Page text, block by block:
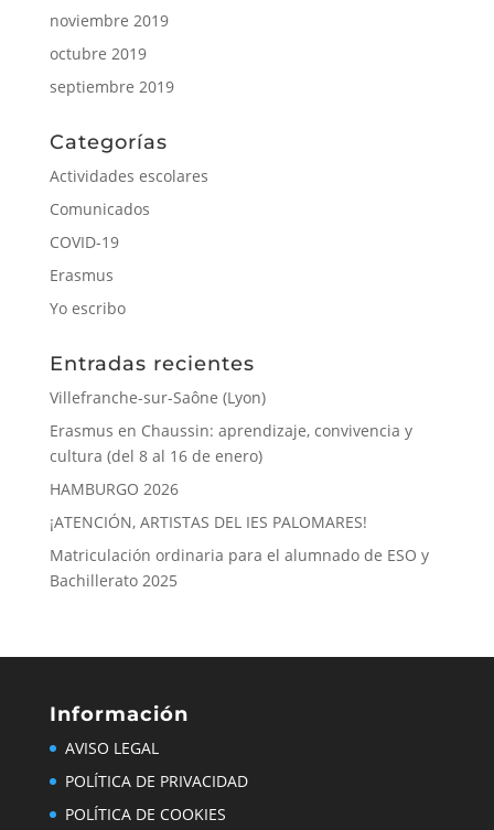
noviembre 2019
octubre 2019
septiembre 2019
Categorías
Actividades escolares
Comunicados
COVID-19
Erasmus
Yo escribo
Entradas recientes
Villefranche-sur-Saône (Lyon)
Erasmus en Chaussin: aprendizaje, convivencia y
cultura (del 8 al 16 de enero)
HAMBURGO 2026
¡ATENCIÓN, ARTISTAS DEL IES PALOMARES!
Matriculación ordinaria para el alumnado de ESO y
Bachillerato 2025
Información
AVISO LEGAL
POLÍTICA DE PRIVACIDAD
POLÍTICA DE COOKIES